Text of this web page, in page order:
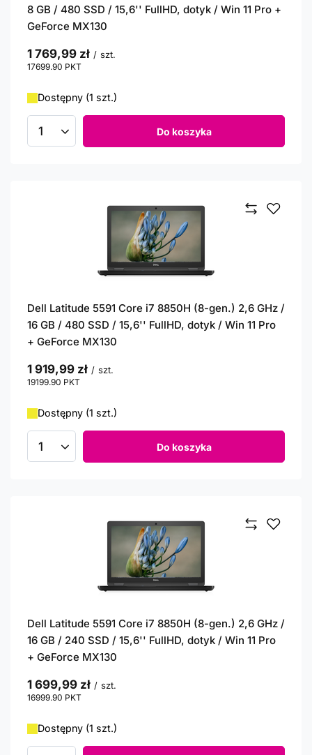
8 GB / 480 SSD / 15,6'' FullHD, dotyk / Win 11 Pro +
GeForce MX130
1 769,99 zł / szt.
17699.90 PKT
Dostępny (1 szt.)
Ilość produktów Do koszyka
Dell Latitude 5591 Core i7 8850H (8-gen.) 2,6 GHz /
16 GB / 480 SSD / 15,6'' FullHD, dotyk / Win 11 Pro
+ GeForce MX130
1 919,99 zł / szt.
19199.90 PKT
Dostępny (1 szt.)
Ilość produktów Do koszyka
Dell Latitude 5591 Core i7 8850H (8-gen.) 2,6 GHz /
16 GB / 240 SSD / 15,6'' FullHD, dotyk / Win 11 Pro
+ GeForce MX130
1 699,99 zł / szt.
16999.90 PKT
Dostępny (1 szt.)